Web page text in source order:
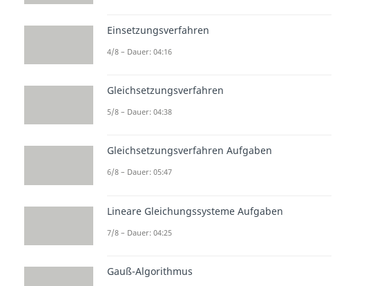
Einsetzungsverfahren
4/8 – Dauer: 04:16
Gleichsetzungsverfahren
5/8 – Dauer: 04:38
Gleichsetzungsverfahren Aufgaben
6/8 – Dauer: 05:47
Lineare Gleichungssysteme Aufgaben
7/8 – Dauer: 04:25
Gauß-Algorithmus